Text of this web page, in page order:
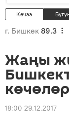
Кечээ
г. Бишкек 89.3
Жаңы
18:00 29.12.2017